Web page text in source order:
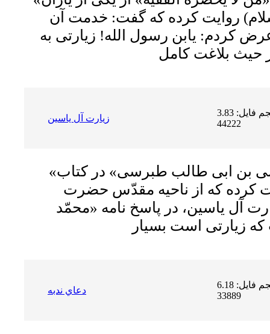
روایت کرده که گفت: خدمت آن
کردم: یابن رسول الله! زیارتى به
زيارت آل ياسين
حجم فایل: 3.83 MB | دریافت ها:
44222
«شیخ جلیل، احمد بن على بن ابى طالب طبرسى» در کتاب
کرده که از ناحیه مقدّس حضرت
آل ياسين، در پاسخ نامه «محمّد
دعاي ندبه
حجم فایل: 6.18 MB | دریافت ها:
33889